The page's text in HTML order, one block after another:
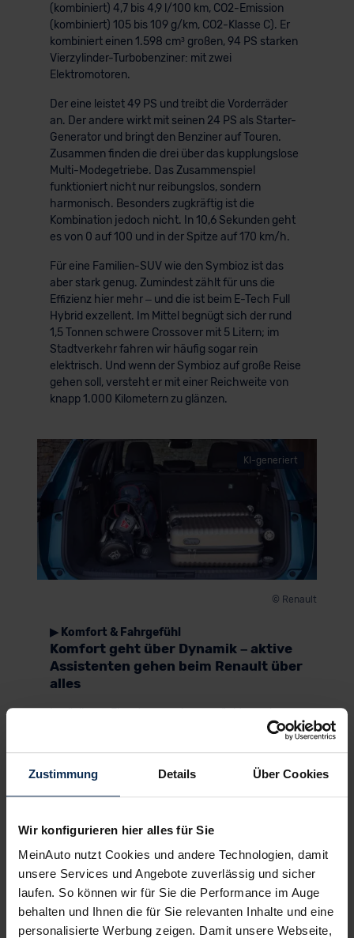
Zustimmung Details Über Cookies
Wir konfigurieren hier alles für Sie
MeinAuto nutzt Cookies und andere Technologien, damit
unsere Services und Angebote zuverlässig und sicher
laufen. So können wir für Sie die Performance im Auge
behalten und Ihnen die für Sie relevanten Inhalte und eine
personalisierte Werbung zeigen. Damit unsere Webseite,
(kombiniert) 4,7 bis 4,9 l/100 km, CO2-Emission
(kombiniert) 105 bis 109 g/km, CO2-Klasse C). Er
kombiniert einen 1.598 cm³ großen, 94 PS starken
Vierzylinder-Turbobenziner: mit zwei
Elektromotoren.
Der eine leistet 49 PS und treibt die Vorderräder
an. Der andere wirkt mit seinen 24 PS als Starter-
Generator und bringt den Benziner auf Touren.
Zusammen finden die drei über das kupplungslose
Multi-Modegetriebe. Das Zusammenspiel
funktioniert nicht nur reibungslos, sondern
harmonisch. Besonders zugkräftig ist die
Kombination jedoch nicht. In 10,6 Sekunden geht
es von 0 auf 100 und in der Spitze auf 170 km/h.
Für eine Familien-SUV wie den Symbioz ist das
aber stark genug. Zumindest zählt für uns die
Effizienz hier mehr – und die ist beim E-Tech Full
Hybrid exzellent. Im Mittel begnügt sich der rund
1,5 Tonnen schwere Crossover mit 5 Litern; im
Stadtverkehr fahren wir häufig sogar rein
elektrisch. Und wenn der Symbioz auf große Reise
gehen soll, versteht er mit einer Reichweite von
knapp 1.000 Kilometern zu glänzen.
KI-generiert
© Renault
▶ Komfort & Fahrgefühl
Komfort geht über Dynamik – aktive
Assistenten gehen beim Renault über
alles
In all diesen Einsatzszenarien verzückt uns der
Kompakt-SUV allerdings nicht. Das liegt auch an
der leichtgängigen Lenkung. So mancher und
schwammig.
Bei den Fahrassistenten und Sicherheitssysteme
ist die Ausstattung alles andere als schwammig. In
der Topausstattung ʺIconic" ist sie sogar
hervorragend. Sie wird mit nahezu 30
Fahrassistenzsystemen ausgeliefert, u.a. einer